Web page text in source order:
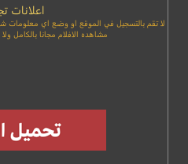
اعلانات
لا تقم بالتسجيل في الموقع او وضع اي معلومات
مشاهده الافلام مجانا بالكامل